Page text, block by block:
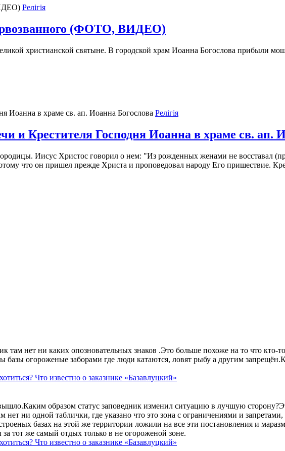
Релігія
(ФОТО, ВИДЕО)
христианской святыне. В городской храм Иоанна Богослова прибыли
Релігія
и Крестителя Господня Иоанна в храме св. ап.
Иисус Христос говорил о нем: "Из рожденных женами не восставал
что он пришел прежде Христа и проповедовал народу Его пришествие.
нет ни каких опозновательных знаков .Это больше похоже на то что кто-
огороженые заборами где люди катаются, ловят рыбу а другим
Что известно о заказнике «Базавлуцкий»
образом статус заповедник изменил ситуацию в лучшую
ни одной таблички, где указано что это зона с ограничениями и
базах на этой же территории ложили на все эти постановления и
тот же самый отдых только в не огороженой зоне.
Что известно о заказнике «Базавлуцкий»